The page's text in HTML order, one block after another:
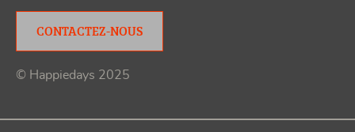
CONTACTEZ-NOUS
© Happiedays 2025